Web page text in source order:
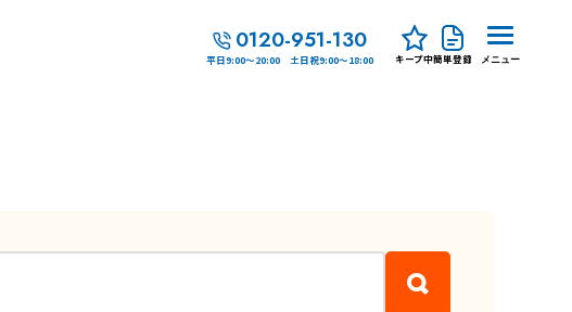
0120-951-130
平日9:00～20:00 土日祝9:00～18:00 キープ中簡単登録 メニュー